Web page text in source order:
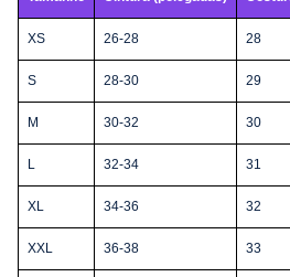
XS 26-28 28
S 28-30 29
M 30-32 30
L 32-34 31
XL 34-36 32
XXL 36-38 33